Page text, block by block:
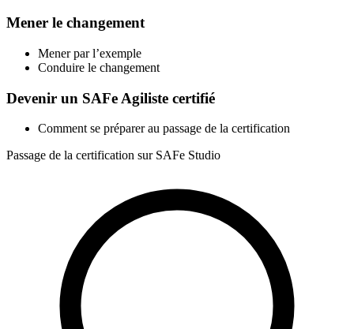
Mener le changement
Mener par l’exemple
Conduire le changement
Devenir un SAFe Agiliste certifié
Comment se préparer au passage de la certification
Passage de la certification sur SAFe Studio